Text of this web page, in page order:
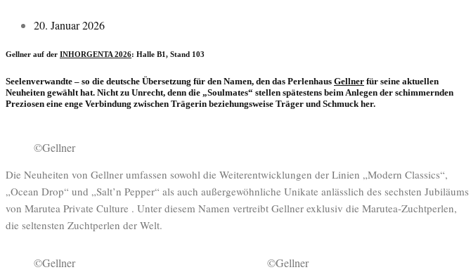
20. Januar 2026
Gellner auf der INHORGENTA 2026: Halle B1, Stand 103
Seelenverwandte – so die deutsche Übersetzung für den Namen, den das Perlenhaus Gellner für seine aktuellen
Neuheiten gewählt hat. Nicht zu Unrecht, denn die „Soulmates“ stellen spätestens beim Anlegen der schimmernden
Preziosen eine enge Verbindung zwischen Trägerin beziehungsweise Träger und Schmuck her.
©Gellner
Die Neuheiten von Gellner umfassen sowohl die Weiterentwicklungen der Linien „Modern Classics“,
„Ocean Drop“ und „Salt’n Pepper“ als auch außergewöhnliche Unikate anlässlich des sechsten Jubiläums
von Marutea Private Culture . Unter diesem Namen vertreibt Gellner exklusiv die Marutea-Zuchtperlen,
die seltensten Zuchtperlen der Welt.
©Gellner ©Gellner